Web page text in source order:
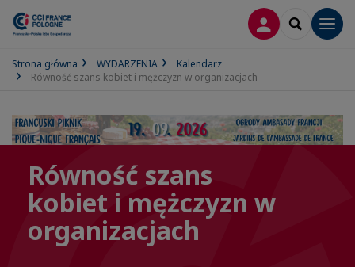
LOGOWANIE
SEARCH
Strona główna WYDARZENIA
Kalendarz
Równość szans kobiet i mężczyzn w organizacjach
Równość szans
kobiet i mężczyzn w
organizacjach